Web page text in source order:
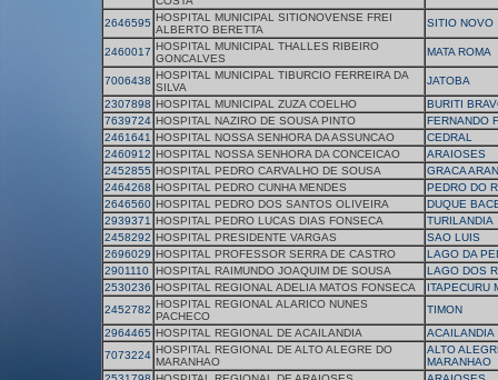
2646595 HOSPITAL MUNICIPAL SITIONOVENSE FREI
ALBERTO BERETTA
SITIO NOVO
2460017 HOSPITAL MUNICIPAL THALLES RIBEIRO
GONCALVES
MATA ROMA
7006438 HOSPITAL MUNICIPAL TIBURCIO FERREIRA DA
SILVA
JATOBA
2307898 HOSPITAL MUNICIPAL ZUZA COELHO
BURITI
7639724 HOSPITAL NAZIRO DE SOUSA PINTO
FERNANDO
2461641 HOSPITAL NOSSA SENHORA DA ASSUNCAO
CEDRAL
2460912 HOSPITAL NOSSA SENHORA DA CONCEICAO
ARAIOSES
2452855 HOSPITAL PEDRO CARVALHO DE SOUSA
GRACA
2464268 HOSPITAL PEDRO CUNHA MENDES
PEDRO DO
2646560 HOSPITAL PEDRO DOS SANTOS OLIVEIRA
DUQUE
2939371 HOSPITAL PEDRO LUCAS DIAS FONSECA
TURILANDIA
2458292 HOSPITAL PRESIDENTE VARGAS
SAO LUIS
2696029 HOSPITAL PROFESSOR SERRA DE CASTRO
LAGO DA
2901110 HOSPITAL RAIMUNDO JOAQUIM DE SOUSA
LAGO DOS
2530236 HOSPITAL REGIONAL ADELIA MATOS FONSECA
ITAPECURU
2452782 HOSPITAL REGIONAL ALARICO NUNES
PACHECO
TIMON
2964465 HOSPITAL REGIONAL DE ACAILANDIA
ACAILANDIA
7073224 HOSPITAL REGIONAL DE ALTO ALEGRE DO
MARANHAO
ALTO
MARANHAO